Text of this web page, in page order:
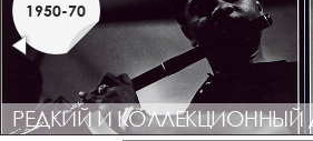
1950-70
РЕДКИЙ И КОЛЛЕКЦИОННЫЙ
1960-70